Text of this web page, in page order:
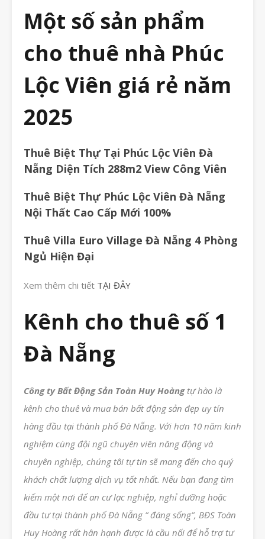
Một số sản phẩm
cho thuê nhà Phúc
Lộc Viên giá rẻ năm
2025
Thuê Biệt Thự Tại Phúc Lộc Viên Đà
Nẵng Diện Tích 288m2 View Công Viên
Thuê Biệt Thự Phúc Lộc Viên Đà Nẵng
Nội Thất Cao Cấp Mới 100%
Thuê Villa Euro Village Đà Nẵng 4 Phòng
Ngủ Hiện Đại
Xem thêm chi tiết TẠI ĐÂY
Kênh cho thuê số 1
Đà Nẵng
Công ty Bất Động Sản Toàn Huy Hoàngtự hào là
kênh cho thuê và mua bán bất động sản đẹp uy tín
hàng đầu tại thành phố Đà Nẵng. Với hơn 10 năm kinh
nghiệm cùng đội ngũ chuyên viên năng động và
chuyên nghiệp, chúng tôi tự tin sẽ mang đến cho quý
khách chất lượng dịch vụ tốt nhất. Nếu bạn đang tìm
kiếm một nơi để an cư lạc nghiệp, nghỉ dưỡng hoặc
đầu tư tại thành phố Đà Nẵng ” đáng sống”, BĐS Toàn
Huy Hoàng rất hân hạnh được là cầu nối để hỗ trợ tư